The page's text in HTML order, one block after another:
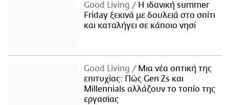
Good Living
Η ιδανική summer
Friday ξεκινά με δουλειά στο σπίτι
και καταλήγει σε κάποιο νησί
Good Living
Μια νέα οπτική της
επιτυχίας: Πώς Gen Zs και
Millennials αλλάζουν το τοπίο της
εργασίας